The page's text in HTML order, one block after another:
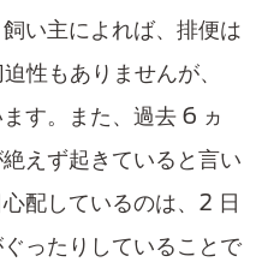
い主によれば、排便は
性もありませんが、
す。また、過去 6 ヵ
えず起きていると言い
配しているのは、2 日
ったりしていることで